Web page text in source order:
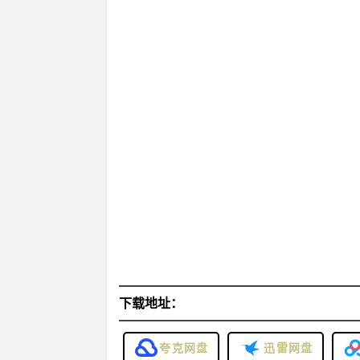
下载地址：
夸克网盘 迅雷网盘